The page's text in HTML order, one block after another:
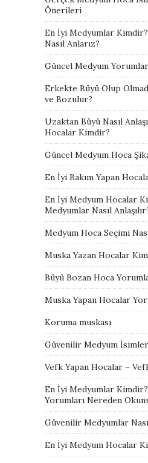
Önerileri
En İyi Medyumlar
Nasıl Anlarız?
Güncel Medyum
Erkekte Büyü Olup
ve Bozulur?
Uzaktan Büyü Nasıl
Hocalar Kimdir?
Güncel Medyum Hoca
En İyi Bakım Yapan
En İyi Medyum Hocalar
Medyumlar Nasıl
Medyum Hoca Seçimi
Muska Yazan Hocalar
Büyü Bozan Hoca
Muska Yapan Hocalar
Koruma muskası
Güvenilir Medyum
Vefk Yapan Hocalar –
En İyi Medyumlar
Yorumları Nereden
Güvenilir Medyumlar
En İyi Medyum Hocalar